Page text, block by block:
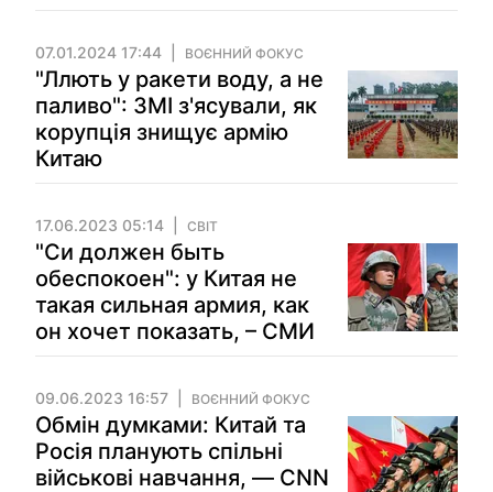
07.01.2024 17:44 ВОЄННИЙ ФОКУС
"Ллють у ракети воду, а не
паливо": ЗМІ з'ясували, як
корупція знищує армію
Китаю
17.06.2023 05:14 СВІТ
"Си должен быть
обеспокоен": у Китая не
такая сильная армия, как
он хочет показать, – СМИ
09.06.2023 16:57 ВОЄННИЙ ФОКУС
Обмін думками: Китай та
Росія планують спільні
військові навчання, — CNN